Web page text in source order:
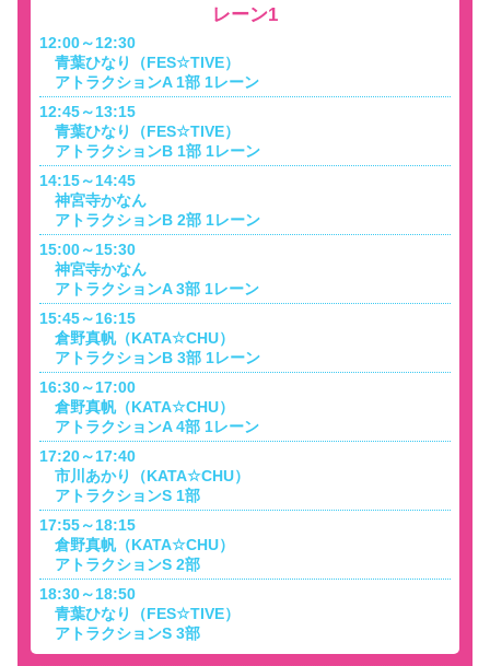
レーン1
12:00～12:30
青葉ひなり（FES☆TIVE）
アトラクションA 1部 1レーン
12:45～13:15
青葉ひなり（FES☆TIVE）
アトラクションB 1部 1レーン
14:15～14:45
神宮寺かなん
アトラクションB 2部 1レーン
15:00～15:30
神宮寺かなん
アトラクションA 3部 1レーン
15:45～16:15
倉野真帆（KATA☆CHU）
アトラクションB 3部 1レーン
16:30～17:00
倉野真帆（KATA☆CHU）
アトラクションA 4部 1レーン
17:20～17:40
市川あかり（KATA☆CHU）
アトラクションS 1部
17:55～18:15
倉野真帆（KATA☆CHU）
アトラクションS 2部
18:30～18:50
青葉ひなり（FES☆TIVE）
アトラクションS 3部